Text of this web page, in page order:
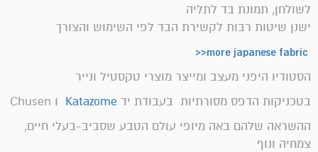
לשולחן, תמונת בד לתליה
ישנן שיטות רבות לקשירת הבד לפי השימוש והצורך
more japanese fabric<<
הסטודיו היפני מעצב ומייצר מוצרי טקסטיל ונייר
בטכניקות הדפס מסורתיות בעבודת יד Katazome ו Chusen
ההשראה שלהם באה מיופי עולם הטבע שסביב-בעלי חיים,
צמחיה ונוף